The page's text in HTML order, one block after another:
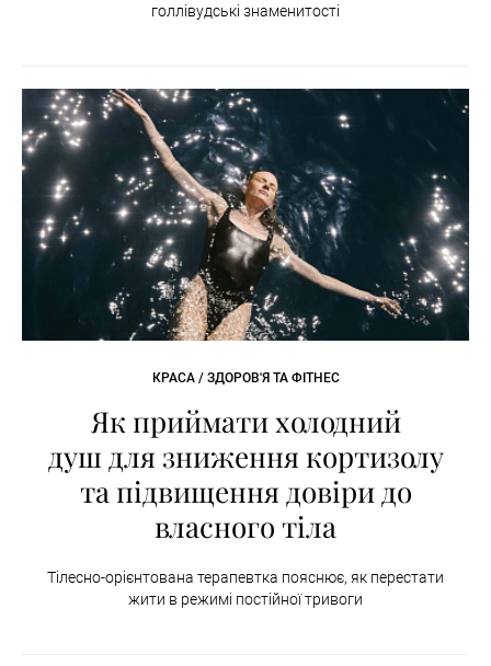
голлівудські знаменитості
КРАСА / ЗДОРОВ'Я ТА ФІТНЕС
Як приймати холодний
душ для зниження кортизолу
та підвищення довіри до
власного тіла
Тілесно-орієнтована терапевтка пояснює, як перестати
жити в режимі постійної тривоги